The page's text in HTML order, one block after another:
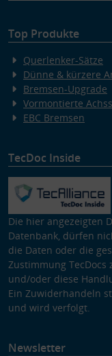
Top Produkte
Querlenker-Sätze
Dünne & kürzere
Bremsen-Upgrade
Vormontierte
EBC Bremsen
TecDoc Inside
Die hier angezeigten
Datenbank, dürfen
die Daten oder die
Zustimmung
und/oder diese
Ein Zuwiderhandeln
und wird verfolgt.
Newsletter